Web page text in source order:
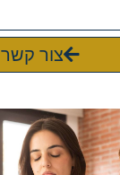
צור קשר